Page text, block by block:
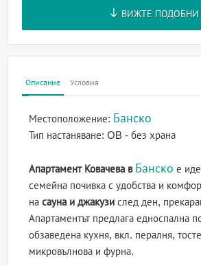
ВИЖТЕ ПОДОБНИ
Описание Условия
Местоположение: Банско
Тип настаняване:OB - без храна
Апартамент Ковачева в Банско е
семейна почивка с удобства и
насауна и джакузи след ден,
Апартаментът предлага едноспална
обзаведена кухня, вкл. пералня,
микровълнова и фурна.